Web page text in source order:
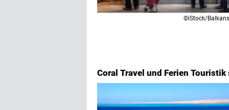
©iStock/
Coral Travel und Ferien